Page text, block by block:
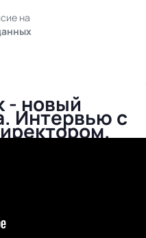
на
- новый
Интервью с